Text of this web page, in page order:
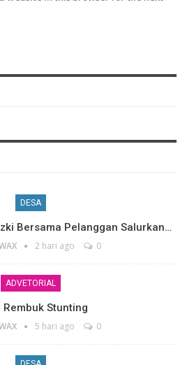
DESA
Bersama Pelanggan Salurkan…
2 hari ago 0
ADVETORIAL
Rembuk Stunting
5 hari ago 0